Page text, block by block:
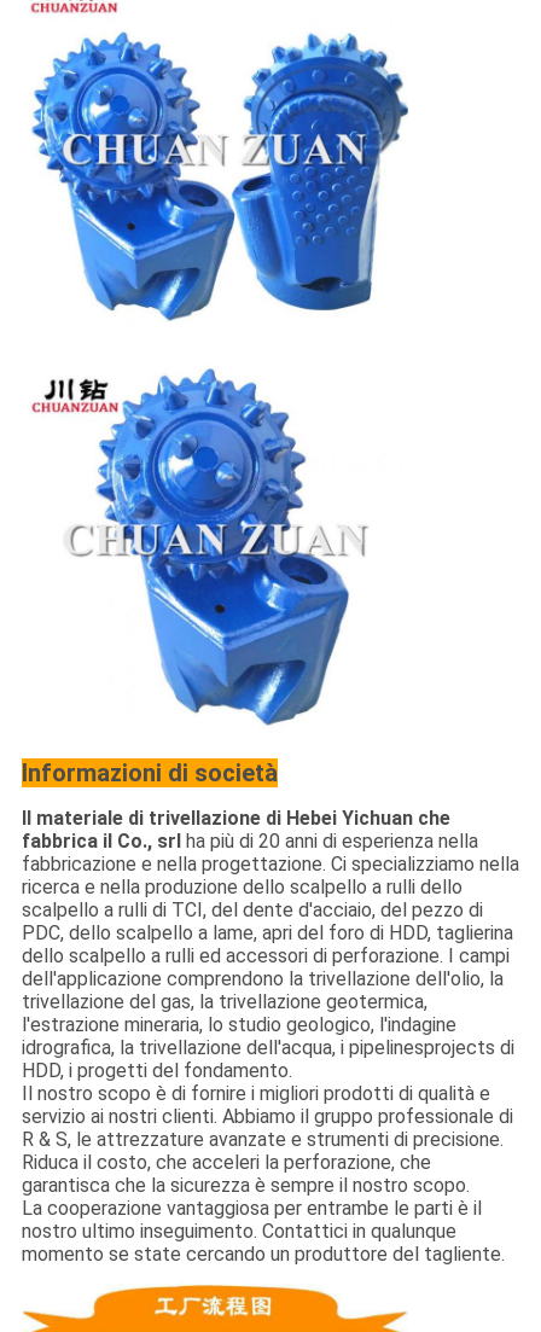
Informazioni di società
Il materiale di trivellazione di Hebei Yichuan che
fabbrica il Co., srl ha più di 20 anni di esperienza nella
fabbricazione e nella progettazione. Ci specializziamo nella
ricerca e nella produzione dello scalpello a rulli dello
scalpello a rulli di TCI, del dente d'acciaio, del pezzo di
PDC, dello scalpello a lame, apri del foro di HDD, taglierina
dello scalpello a rulli ed accessori di perforazione. I campi
dell'applicazione comprendono la trivellazione dell'olio, la
trivellazione del gas, la trivellazione geotermica,
l'estrazione mineraria, lo studio geologico, l'indagine
idrografica, la trivellazione dell'acqua, i pipelinesprojects di
HDD, i progetti del fondamento.
Il nostro scopo è di fornire i migliori prodotti di qualità e
servizio ai nostri clienti. Abbiamo il gruppo professionale di
R & S, le attrezzature avanzate e strumenti di precisione.
Riduca il costo, che acceleri la perforazione, che
garantisca che la sicurezza è sempre il nostro scopo.
La cooperazione vantaggiosa per entrambe le parti è il
nostro ultimo inseguimento. Contattici in qualunque
momento se state cercando un produttore del tagliente.